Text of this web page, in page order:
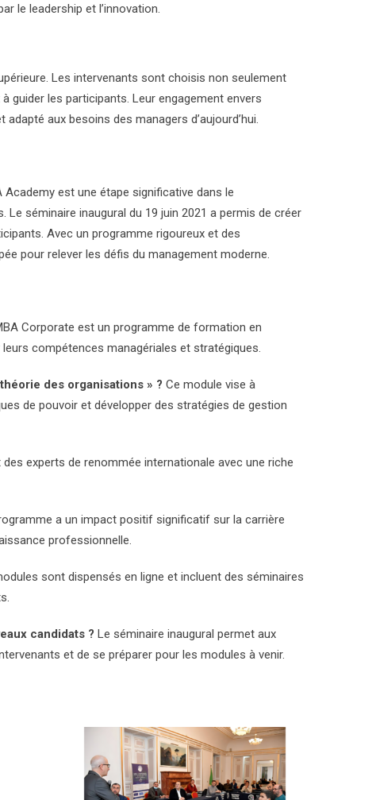
le leadership et l’innovation.
Les intervenants sont choisis non seulement
guider les participants. Leur engagement envers
aux besoins des managers d’aujourd’hui.
est une étape significative dans le
séminaire inaugural du 19 juin 2021 a permis de créer
Avec un programme rigoureux et des
pour relever les défis du management moderne.
Corporate est un programme de formation en
compétences managériales et stratégiques.
des organisations » ? Ce module vise à
de pouvoir et développer des stratégies de gestion
experts de renommée internationale avec une riche
a un impact positif significatif sur la carrière
professionnelle.
sont dispensés en ligne et incluent des séminaires
candidats ? Le séminaire inaugural permet aux
et de se préparer pour les modules à venir.